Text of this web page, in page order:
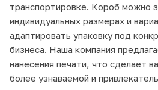
транспортировке. Короб можно
индивидуальных размерах и
адаптировать упаковку под
бизнеса. Наша компания
нанесения печати, что сделает
более узнаваемой и